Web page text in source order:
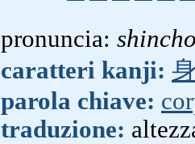
pronuncia:
caratteri kanji:
parola chiave:
traduzione: